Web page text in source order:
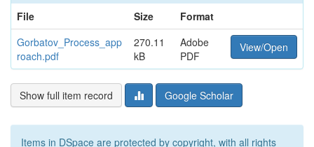
File
Size
Format
Gorbatov_Process_app
roach.pdf
270.11
kB
Adobe
PDF
View/Open
Show full item record Google Scholar
Items in DSpace are protected by copyright, with all rights